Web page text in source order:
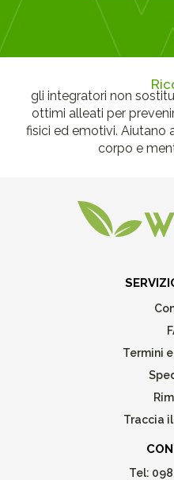
gli integratori non
ottimi alleati per
fisici ed emotivi. Aiutano
corpo e
Termini
Traccia
Tel: